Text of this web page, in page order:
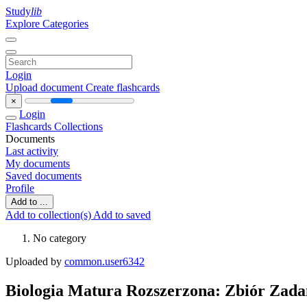
Studylib
Explore Categories
Login
Upload document Create flashcards
×
Login
Flashcards Collections
Documents
Last activity
My documents
Saved documents
Profile
Add to ...
Add to collection(s) Add to saved
No category
Uploaded by common.user6342
Biologia Matura Rozszerzona: Zbiór